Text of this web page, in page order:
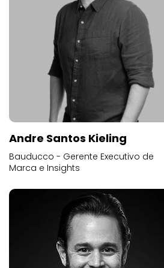
Andre Santos Kieling
Bauducco - Gerente Executivo de
Marca e Insights